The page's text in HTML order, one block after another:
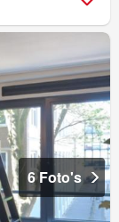
6 Foto's